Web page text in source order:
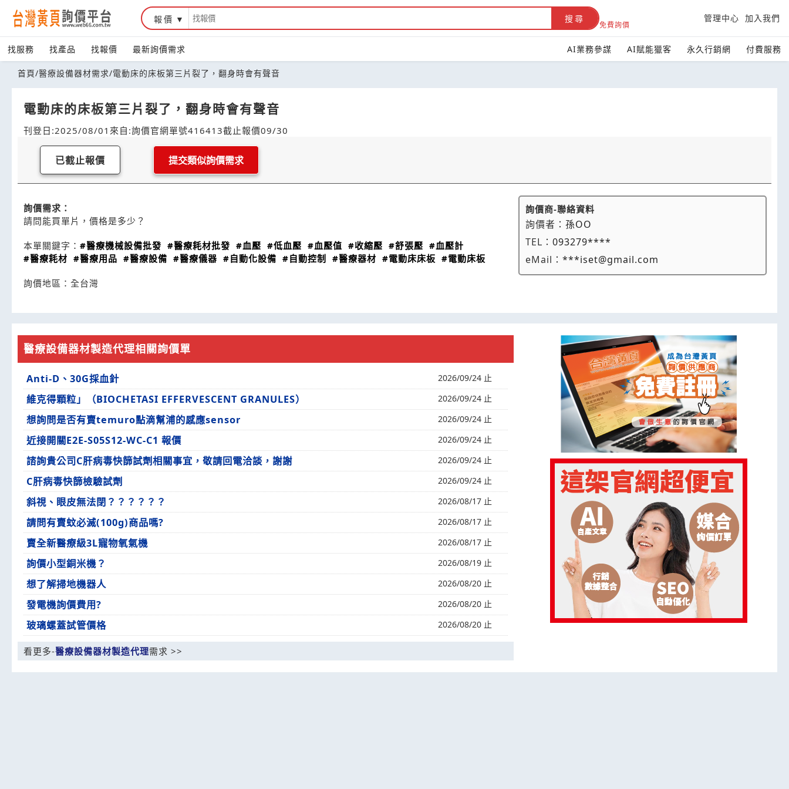
報價 搜尋
免費詢價
管理中心 加入我們
找服務 找產品 找報價 最新詢價需求 AI業務參謀 AI賦能獵客 永久行銷網 付費服務
首頁/醫療設備器材需求/電動床的床板第三片裂了，翻身時會有聲音
電動床的床板第三片裂了，翻身時會有聲音
刊登日:2025/08/01 來自:詢價官網單號416413截止報價09/30
已截止報價 提交類似詢價需求
詢價需求：
請問能買單片，價格是多少？
本單關鍵字： #醫療機械設備批發 #醫療耗材批發 #血壓 #低血壓 #血壓值 #收縮壓 #舒張壓 #血壓計
#醫療耗材 #醫療用品 #醫療設備 #醫療儀器 #自動化設備 #自動控制 #醫療器材 #電動床床板 #電動床板
詢價地區： 全台灣
詢價商-聯絡資料
詢價者：孫OO
TEL：093279****
eMail：***iset@gmail.com
醫療設備器材製造代理相關詢價單
Anti-D、30G採血針 2026/09/24 止
維克得顆粒」（BIOCHETASI EFFERVESCENT GRANULES） 2026/09/24 止
想詢問是否有賣temuro點滴幫浦的感應sensor 2026/09/24 止
近接開關E2E-S05S12-WC-C1 報價 2026/09/24 止
諮詢貴公司C肝病毒快篩試劑相關事宜，敬請回電洽談，謝謝 2026/09/24 止
C肝病毒快篩檢驗試劑 2026/09/24 止
斜視、眼皮無法閉？？？？？？ 2026/08/17 止
請問有賣蚊必滅(100g)商品嗎? 2026/08/17 止
賣全新醫療級3L寵物氧氣機 2026/08/17 止
詢價小型銅米機？ 2026/08/19 止
想了解掃地機器人 2026/08/20 止
發電機詢價費用? 2026/08/20 止
玻璃螺蓋試管價格 2026/08/20 止
看更多-醫療設備器材製造代理需求 >>